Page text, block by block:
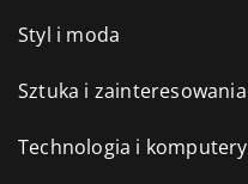
Styl i moda
Sztuka i zainteresowania
Technologia i komputery